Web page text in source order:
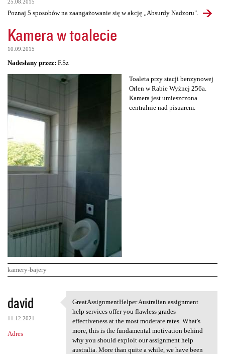
25.08.2015
Poznaj 5 sposobów na zaangażowanie się w akcję „Absurdy Nadzoru".
Kamera w toalecie
10.09.2015
Nadesłany przez: F.Sz
Toaleta przy stacji benzynowej
Orlen w Rabie Wyżnej 256a.
Kamera jest umieszczona
centralnie nad pisuarem.
kamery-bajery
K
o
m
e
david
11.12.2021
Adres
GreatAssignmentHelper
GreatAssignmentHelper Australian assignment
help services offer you flawless grades
effectiveness at the most moderate rates. What's
more, this is the fundamental motivation behind
why you should exploit our assignment help
australia. More than quite a while, we have been